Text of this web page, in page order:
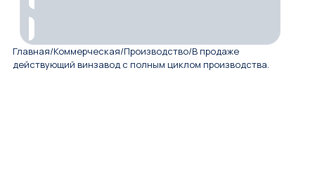
Главная/Коммерческая/Производство/В продаже
действующий винзавод с полным циклом пpoизводcтвa.